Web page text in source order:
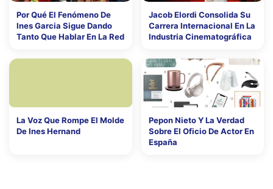
Por Qué El Fenómeno De
Ines Garcia Sigue Dando
Tanto Que Hablar En La Red
Jacob Elordi Consolida Su
Carrera Internacional En La
Industria Cinematográfica
La Voz Que Rompe El Molde
De Ines Hernand
Pepon Nieto Y La Verdad
Sobre El Oficio De Actor En
España